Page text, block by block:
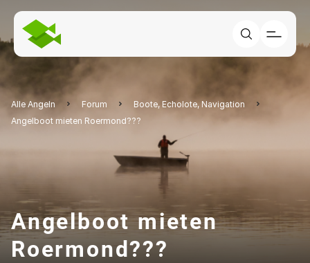
Alle Angeln Forum
Boote, Echolote, Navigation
Angelboot mieten Roermond???
Angelboot mieten
Roermond???